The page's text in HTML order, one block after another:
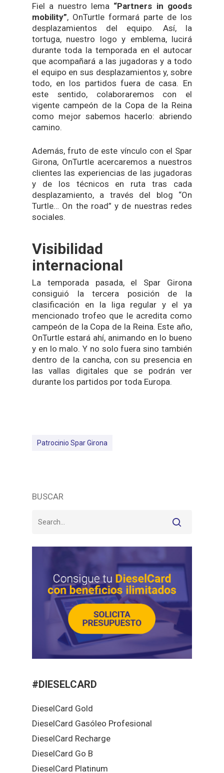
Fiel a nuestro lema “Partners in goods
mobility”, OnTurtle formará parte de los
desplazamientos del equipo. Así, la
tortuga, nuestro logo y emblema, lucirá
durante toda la temporada en el autocar
que acompañará a las jugadoras y a todo
el equipo en sus desplazamientos y, sobre
todo, en los partidos fuera de casa. En
este sentido, colaboraremos con el
vigente campeón de la Copa de la Reina
como mejor sabemos hacerlo: abriendo
camino.
Además, fruto de este vínculo con el Spar
Girona, OnTurtle acercaremos a nuestros
clientes las experiencias de las jugadoras
y de los técnicos en ruta tras cada
desplazamiento, a través del blog “On
Turtle… On the road” y de nuestras redes
sociales.
Visibilidad
internacional
La temporada pasada, el Spar Girona
consiguió la tercera posición de la
clasificación en la liga regular y el ya
mencionado trofeo que le acredita como
campeón de la Copa de la Reina. Este año,
OnTurtle estará ahí, animando en lo bueno
y en lo malo. Y no solo fuera sino también
dentro de la cancha, con su presencia en
las vallas digitales que se podrán ver
durante los partidos por toda Europa.
Patrocinio Spar Girona
BUSCAR
#DIESELCARD
DieselCard Gold
DieselCard Gasóleo Profesional
DieselCard Recharge
DieselCard Go B
DieselCard Platinum